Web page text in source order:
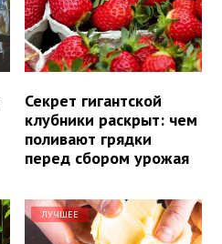
Секрет гигантской
клубники раскрыт: чем
поливают грядки
перед сбором урожая
ЛУЧШЕЕ